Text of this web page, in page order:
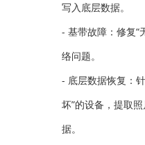
写入底层数据。
- 基带故障：修复“
络问题。
- 底层数据恢复：
坏”的设备，提取
据。